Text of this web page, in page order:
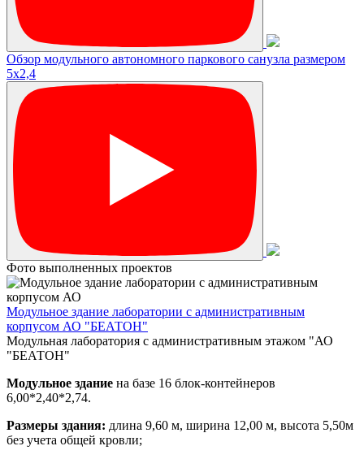
Обзор модульного автономного паркового санузла размером
5х2,4
Фото выполненных проектов
Модульное здание лаборатории с административным
корпусом АО "БЕАТОН"
Модульная лаборатория с административным этажом "АО
"БЕАТОН"
Модульное здание на базе 16 блок-контейнеров
6,00*2,40*2,74.
Размеры здания: длина 9,60 м, ширина 12,00 м, высота 5,50м
без учета общей кровли;